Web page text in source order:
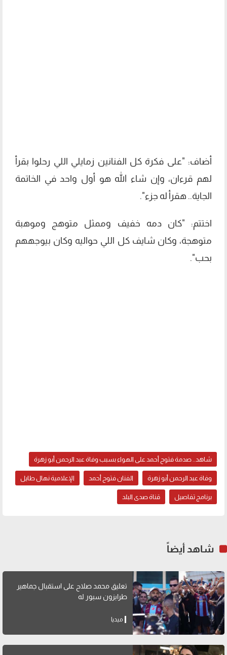
أضاف: "على فكرة كل الفنانين زمايلي اللي رحلوا بقرأ
لهم قرءان، وإن شاء الله هو أول واحد في الخاتمة
الجاية.. هقرأ له جزء".
اختتم: "كان دمه خفيف وممثل متوهج وموهبة
متوهجة، وكان شايف كل اللي حواليه وكان بيوجههم
بحب".
شاهد.. صدمة فتوح أحمد على الهواء بسبب وفاة عبد الرحمن أبو زهرة
وفاة عبد الرحمن أبو زهرة الفنان فتوح أحمد الإعلامية نهال طايل
برنامج تفاصيل قناة صدى البلد
شاهد أيضاً
تعليق محمد صلاح على استقبال جماهير
طرابزون سبور له
ميديا